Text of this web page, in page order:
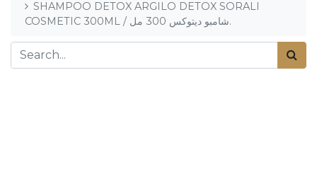
SHAMPOO DETOX ARGILO DETOX SORALI
COSMETIC 300ML / شامبو ديتوكس 300 مل.